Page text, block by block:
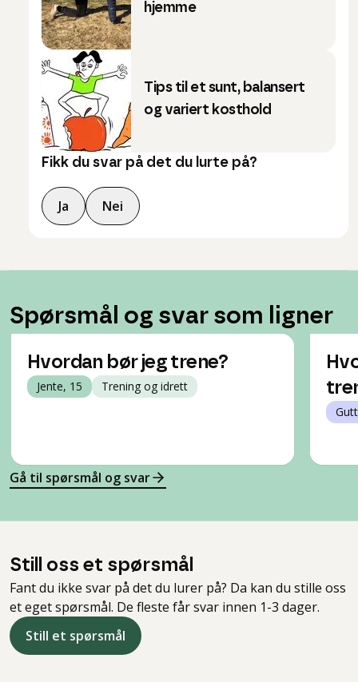
hjemme
Tips til et sunt, balansert
og variert kosthold
Fikk du svar på det du lurte på?
Ja Nei
Spørsmål og svar som ligner
Hvordan bør jeg trene?
Jente, 15 Trening og idrett
Gå til spørsmål og svar
Still oss et spørsmål
Fant du ikke svar på det du lurer på? Da kan du stille oss
et eget spørsmål. De fleste får svar innen 1-3 dager.
Still et spørsmål